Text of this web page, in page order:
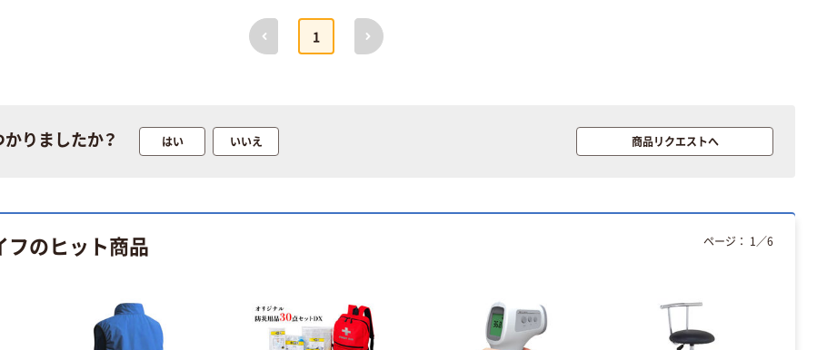
前へ
1
次へ
りましたか？ はい いいえ 商品リクエストへ
フのヒット商品 ページ： 1 ／6
￥3,732~
ル+熊鈴 ホイッ
プレー UDAP
SOG
EVERSAFE（直
カゴへ